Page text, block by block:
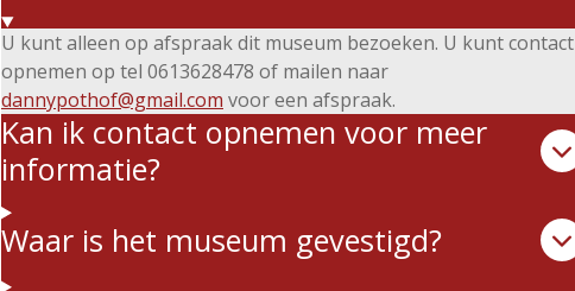
U kunt alleen op afspraak dit museum bezoeken. U kunt contact
opnemen op tel 0613628478 of mailen naar
dannypothof@gmail.com voor een afspraak.
Kan ik contact opnemen voor meer
informatie?
Waar is het museum gevestigd?